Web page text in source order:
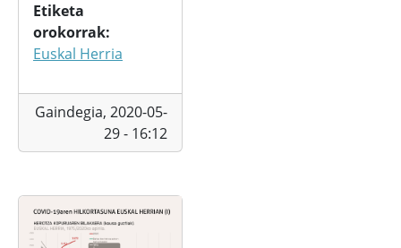
Etiketa
orokorrak
Euskal Herria
Gaindegia, 2020-05-
29 - 16:12